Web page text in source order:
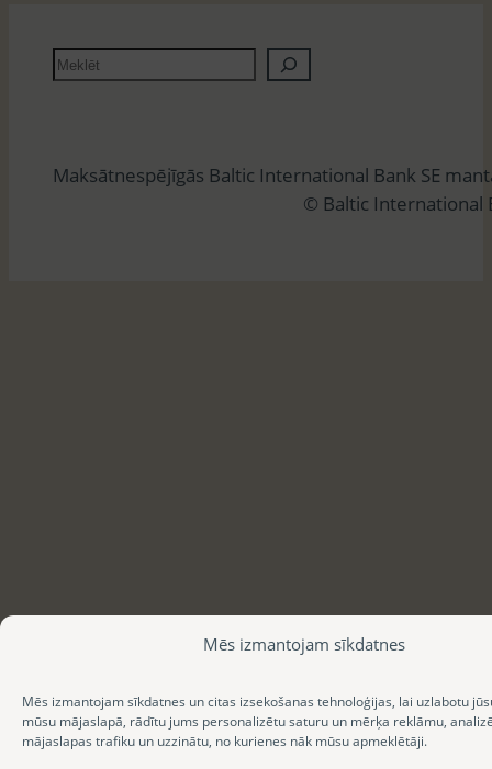
Mēs izmantojam sīkdatnes
Mēs izmantojam sīkdatnes un citas izsekošanas tehnoloģijas, lai uzlabotu
mūsu mājaslapā, rādītu jums personalizētu saturu un mērķa reklāmu,
mājaslapas trafiku un uzzinātu, no kurienes nāk mūsu apmeklētāji.
M
e
ē
Maksātnespējīgās Baltic International Bank SE
© Baltic International